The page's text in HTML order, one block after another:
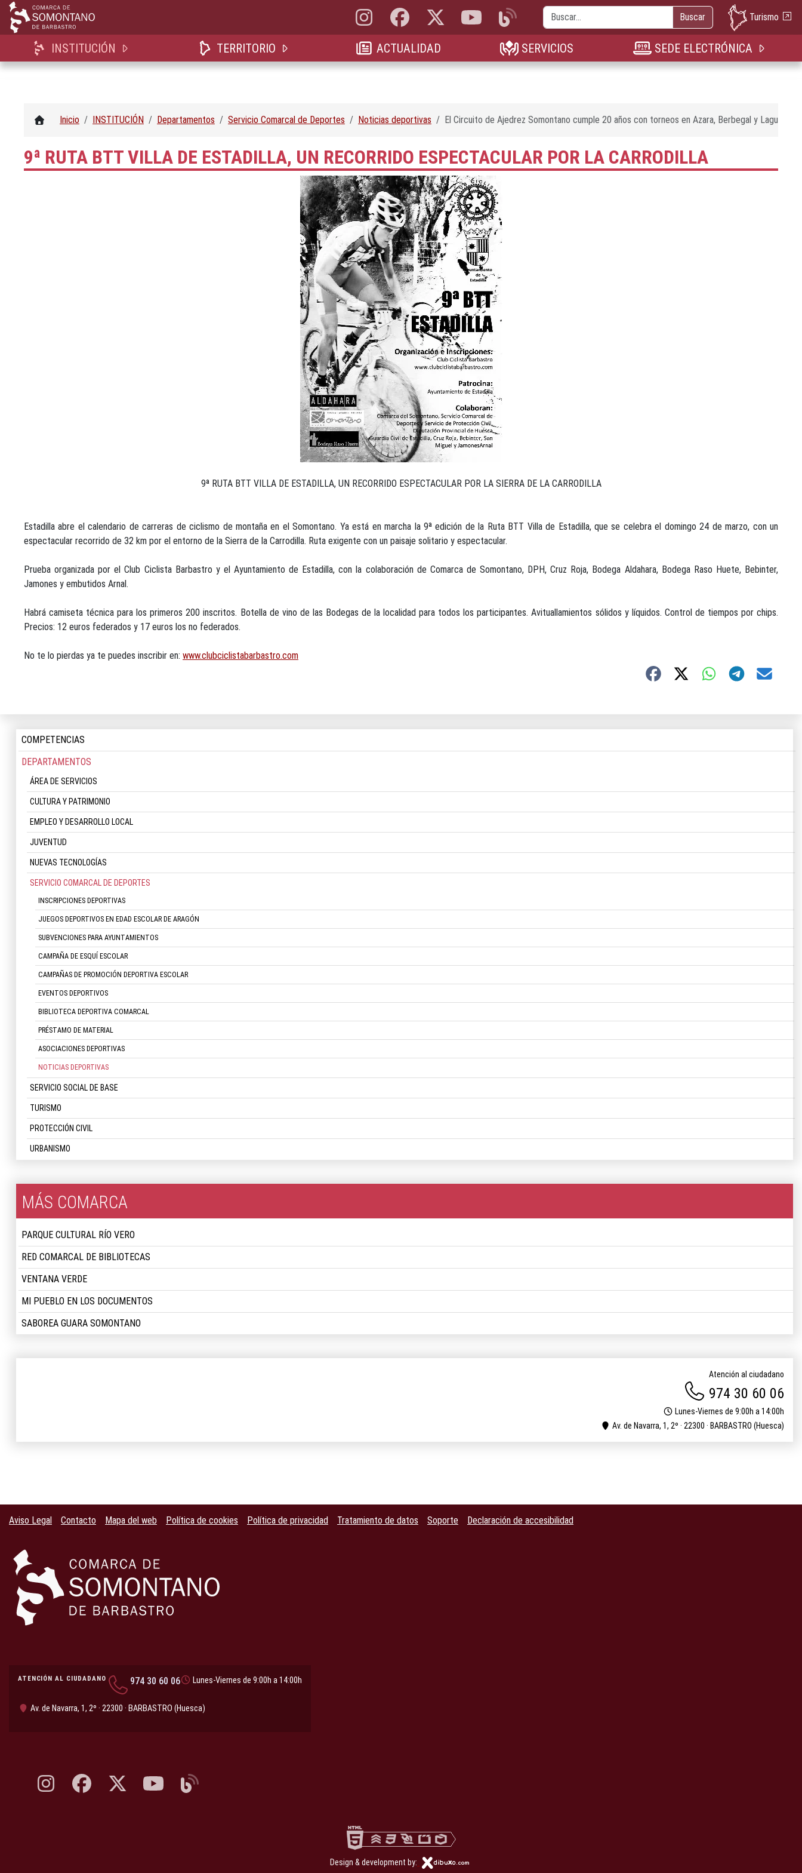
Instagram, abre en nueva pestaña
Facebook, abre en nueva pestaña
X, antes Twitter, abre en nueva pestaña
YouTube, abre en nueva pestaña
Blog, abre en nueva pestaña
Buscar Buscar Turismo
INSTITUCIÓN TERRITORIO ACTUALIDAD SERVICIOS SEDE ELECTRÓNICA
Inicio INSTITUCIÓN Departamentos Servicio Comarcal de Deportes Noticias deportivas El Circuito de Ajedrez Somontano cumple 20 años con torneos en Azara, Berbegal y
9ª RUTA BTT VILLA DE ESTADILLA, UN RECORRIDO ESPECTACULAR POR LA CARRODILLA
9ª RUTA BTT VILLA DE ESTADILLA, UN RECORRIDO ESPECTACULAR POR LA SIERRA DE LA CARRODILLA
Estadilla abre el calendario de carreras de ciclismo de montaña en el Somontano. Ya está en marcha la 9ª edición de la Ruta BTT Villa de Estadilla, que se celebra el domingo 24 de marzo, con un
espectacular recorrido de 32 km por el entorno de la Sierra de la Carrodilla. Ruta exigente con un paisaje solitario y espectacular.
Prueba organizada por el Club Ciclista Barbastro y el Ayuntamiento de Estadilla, con la colaboración de Comarca de Somontano, DPH, Cruz Roja, Bodega Aldahara, Bodega Raso Huete, Bebinter,
Jamones y embutidos Arnal.
Habrá camiseta técnica para los primeros 200 inscritos. Botella de vino de las Bodegas de la localidad para todos los participantes. Avituallamientos sólidos y líquidos. Control de tiempos por chips.
Precios: 12 euros federados y 17 euros los no federados.
No te lo pierdas ya te puedes inscribir en: www.clubciclistabarbastro.com
COMPETENCIAS
DEPARTAMENTOS
ÁREA DE SERVICIOS
CULTURA Y PATRIMONIO
EMPLEO Y DESARROLLO LOCAL
JUVENTUD
NUEVAS TECNOLOGÍAS
SERVICIO COMARCAL DE DEPORTES
INSCRIPCIONES DEPORTIVAS
JUEGOS DEPORTIVOS EN EDAD ESCOLAR DE ARAGÓN
SUBVENCIONES PARA AYUNTAMIENTOS
CAMPAÑA DE ESQUÍ ESCOLAR
CAMPAÑAS DE PROMOCIÓN DEPORTIVA ESCOLAR
EVENTOS DEPORTIVOS
BIBLIOTECA DEPORTIVA COMARCAL
PRÉSTAMO DE MATERIAL
ASOCIACIONES DEPORTIVAS
NOTICIAS DEPORTIVAS
SERVICIO SOCIAL DE BASE
TURISMO
PROTECCIÓN CIVIL
URBANISMO
MÁS COMARCA
PARQUE CULTURAL RÍO VERO
RED COMARCAL DE BIBLIOTECAS
VENTANA VERDE
MI PUEBLO EN LOS DOCUMENTOS
SABOREA GUARA SOMONTANO
Atención al ciudadano
974 30 60 06
Lunes-Viernes de 9:00h a 14:00h
Av. de Navarra, 1, 2º · 22300 · BARBASTRO (Huesca)
Aviso Legal Contacto Mapa del web Política de cookies Política de privacidad Tratamiento de datos Soporte Declaración de accesibilidad
ATENCIÓN AL CIUDADANO 974 30 60 06 Lunes-Viernes de 9:00h a 14:00h
Av. de Navarra, 1, 2º · 22300 · BARBASTRO (Huesca)
Instagram, abre en nueva pestaña
Facebook, abre en nueva pestaña
X, antes Twitter, abre en nueva pestaña
YouTube, abre en nueva pestaña
Blog, abre en nueva pestaña
Design & development by: